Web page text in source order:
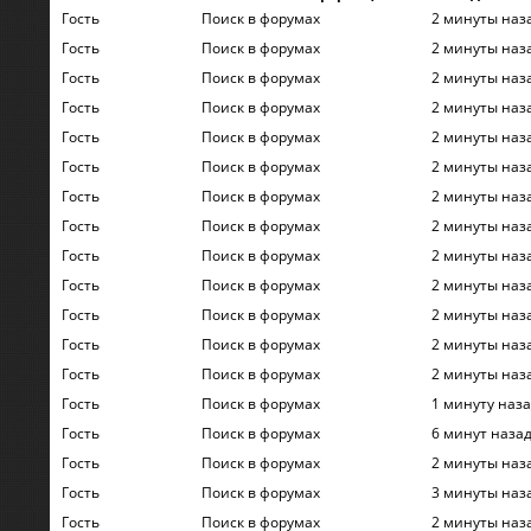
Гость
Поиск в форумах
2 минуты
Гость
Поиск в форумах
2 минуты
Гость
Поиск в форумах
2 минуты
Гость
Поиск в форумах
2 минуты
Гость
Поиск в форумах
2 минуты
Гость
Поиск в форумах
2 минуты
Гость
Поиск в форумах
2 минуты
Гость
Поиск в форумах
2 минуты
Гость
Поиск в форумах
2 минуты
Гость
Поиск в форумах
2 минуты
Гость
Поиск в форумах
2 минуты
Гость
Поиск в форумах
2 минуты
Гость
Поиск в форумах
2 минуты
Гость
Поиск в форумах
1 минуту
Гость
Поиск в форумах
6 минут назад
Гость
Поиск в форумах
2 минуты
Гость
Поиск в форумах
3 минуты
Гость
Поиск в форумах
2 минуты